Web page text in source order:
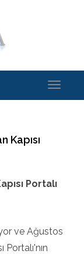
Toggle
Kapısı
Portalı
ve Ağustos
Portalı'nın